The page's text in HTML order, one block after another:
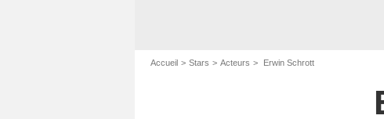
Accueil Stars Acteurs Erwin Schrott